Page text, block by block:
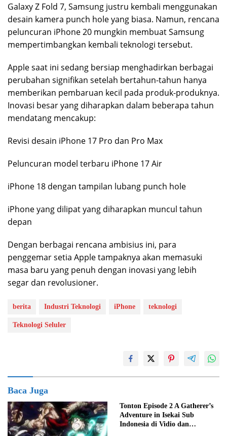
Galaxy Z Fold 7, Samsung justru kembali menggunakan
desain kamera punch hole yang biasa. Namun, rencana
peluncuran iPhone 20 mungkin membuat Samsung
mempertimbangkan kembali teknologi tersebut.
Apple saat ini sedang bersiap menghadirkan berbagai
perubahan signifikan setelah bertahun-tahun hanya
memberikan pembaruan kecil pada produk-produknya.
Inovasi besar yang diharapkan dalam beberapa tahun
mendatang mencakup:
Revisi desain iPhone 17 Pro dan Pro Max
Peluncuran model terbaru iPhone 17 Air
iPhone 18 dengan tampilan lubang punch hole
iPhone yang dilipat yang diharapkan muncul tahun
depan
Dengan berbagai rencana ambisius ini, para
penggemar setia Apple tampaknya akan memasuki
masa baru yang penuh dengan inovasi yang lebih
segar dan revolusioner.
berita Industri Teknologi iPhone teknologi
Teknologi Seluler
Baca Juga
Tonton Episode 2 A Gatherer’s
Adventure in Isekai Sub
Indonesia di Vidio dan